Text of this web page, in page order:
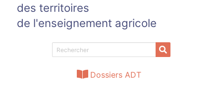
des territoires
de l'enseignement agricole
Dossiers ADT